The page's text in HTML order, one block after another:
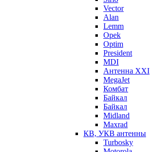
Vector
Alan
Lemm
Opek
Optim
President
MDI
Антенна XXI
MegaJet
Комбат
Байкал
Байкал
Midland
Maxrad
КВ, УКВ антенны
Turbosky